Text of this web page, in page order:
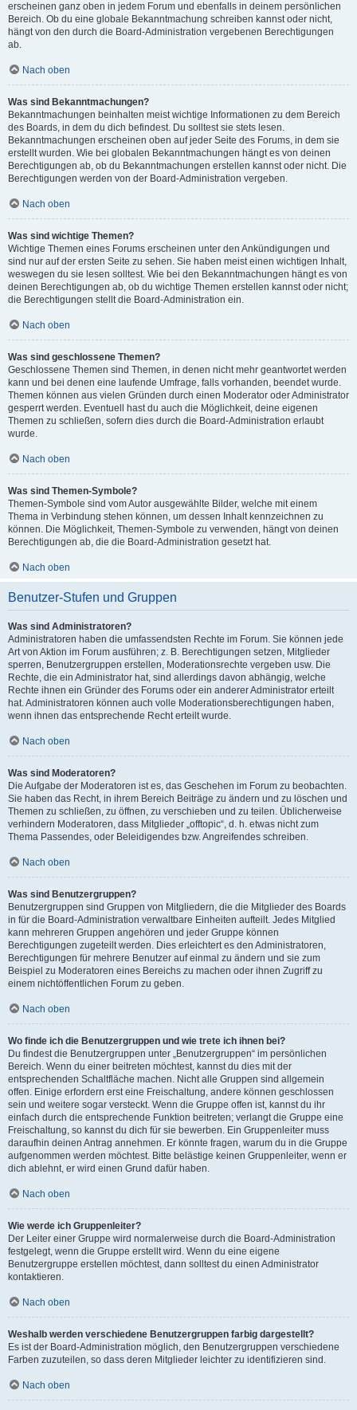
erscheinen ganz oben in jedem Forum und ebenfalls in deinem persönlichen
Bereich. Ob du eine globale Bekanntmachung schreiben kannst oder nicht,
hängt von den durch die Board-Administration vergebenen Berechtigungen
ab.
Nach oben
Was sind Bekanntmachungen?
Bekanntmachungen beinhalten meist wichtige Informationen zu dem Bereich
des Boards, in dem du dich befindest. Du solltest sie stets lesen.
Bekanntmachungen erscheinen oben auf jeder Seite des Forums, in dem sie
erstellt wurden. Wie bei globalen Bekanntmachungen hängt es von deinen
Berechtigungen ab, ob du Bekanntmachungen erstellen kannst oder nicht. Die
Berechtigungen werden von der Board-Administration vergeben.
Nach oben
Was sind wichtige Themen?
Wichtige Themen eines Forums erscheinen unter den Ankündigungen und
sind nur auf der ersten Seite zu sehen. Sie haben meist einen wichtigen Inhalt,
weswegen du sie lesen solltest. Wie bei den Bekanntmachungen hängt es von
deinen Berechtigungen ab, ob du wichtige Themen erstellen kannst oder nicht;
die Berechtigungen stellt die Board-Administration ein.
Nach oben
Was sind geschlossene Themen?
Geschlossene Themen sind Themen, in denen nicht mehr geantwortet werden
kann und bei denen eine laufende Umfrage, falls vorhanden, beendet wurde.
Themen können aus vielen Gründen durch einen Moderator oder Administrator
gesperrt werden. Eventuell hast du auch die Möglichkeit, deine eigenen
Themen zu schließen, sofern dies durch die Board-Administration erlaubt
wurde.
Nach oben
Was sind Themen-Symbole?
Themen-Symbole sind vom Autor ausgewählte Bilder, welche mit einem
Thema in Verbindung stehen können, um dessen Inhalt kennzeichnen zu
können. Die Möglichkeit, Themen-Symbole zu verwenden, hängt von deinen
Berechtigungen ab, die die Board-Administration gesetzt hat.
Nach oben
Benutzer-Stufen und Gruppen
Was sind Administratoren?
Administratoren haben die umfassendsten Rechte im Forum. Sie können jede
Art von Aktion im Forum ausführen; z. B. Berechtigungen setzen, Mitglieder
sperren, Benutzergruppen erstellen, Moderationsrechte vergeben usw. Die
Rechte, die ein Administrator hat, sind allerdings davon abhängig, welche
Rechte ihnen ein Gründer des Forums oder ein anderer Administrator erteilt
hat. Administratoren können auch volle Moderationsberechtigungen haben,
wenn ihnen das entsprechende Recht erteilt wurde.
Nach oben
Was sind Moderatoren?
Die Aufgabe der Moderatoren ist es, das Geschehen im Forum zu beobachten.
Sie haben das Recht, in ihrem Bereich Beiträge zu ändern und zu löschen und
Themen zu schließen, zu öffnen, zu verschieben und zu teilen. Üblicherweise
verhindern Moderatoren, dass Mitglieder „offtopic“, d. h. etwas nicht zum
Thema Passendes, oder Beleidigendes bzw. Angreifendes schreiben.
Nach oben
Was sind Benutzergruppen?
Benutzergruppen sind Gruppen von Mitgliedern, die die Mitglieder des Boards
in für die Board-Administration verwaltbare Einheiten aufteilt. Jedes Mitglied
kann mehreren Gruppen angehören und jeder Gruppe können
Berechtigungen zugeteilt werden. Dies erleichtert es den Administratoren,
Berechtigungen für mehrere Benutzer auf einmal zu ändern und sie zum
Beispiel zu Moderatoren eines Bereichs zu machen oder ihnen Zugriff zu
einem nichtöffentlichen Forum zu geben.
Nach oben
Wo finde ich die Benutzergruppen und wie trete ich ihnen bei?
Du findest die Benutzergruppen unter „Benutzergruppen“ im persönlichen
Bereich. Wenn du einer beitreten möchtest, kannst du dies mit der
entsprechenden Schaltfläche machen. Nicht alle Gruppen sind allgemein
offen. Einige erfordern erst eine Freischaltung, andere können geschlossen
sein und weitere sogar versteckt. Wenn die Gruppe offen ist, kannst du ihr
einfach durch die entsprechende Funktion beitreten; verlangt die Gruppe eine
Freischaltung, so kannst du dich für sie bewerben. Ein Gruppenleiter muss
daraufhin deinen Antrag annehmen. Er könnte fragen, warum du in die Gruppe
aufgenommen werden möchtest. Bitte belästige keinen Gruppenleiter, wenn er
dich ablehnt, er wird einen Grund dafür haben.
Nach oben
Wie werde ich Gruppenleiter?
Der Leiter einer Gruppe wird normalerweise durch die Board-Administration
festgelegt, wenn die Gruppe erstellt wird. Wenn du eine eigene
Benutzergruppe erstellen möchtest, dann solltest du einen Administrator
kontaktieren.
Nach oben
Weshalb werden verschiedene Benutzergruppen farbig dargestellt?
Es ist der Board-Administration möglich, den Benutzergruppen verschiedene
Farben zuzuteilen, so dass deren Mitglieder leichter zu identifizieren sind.
Nach oben